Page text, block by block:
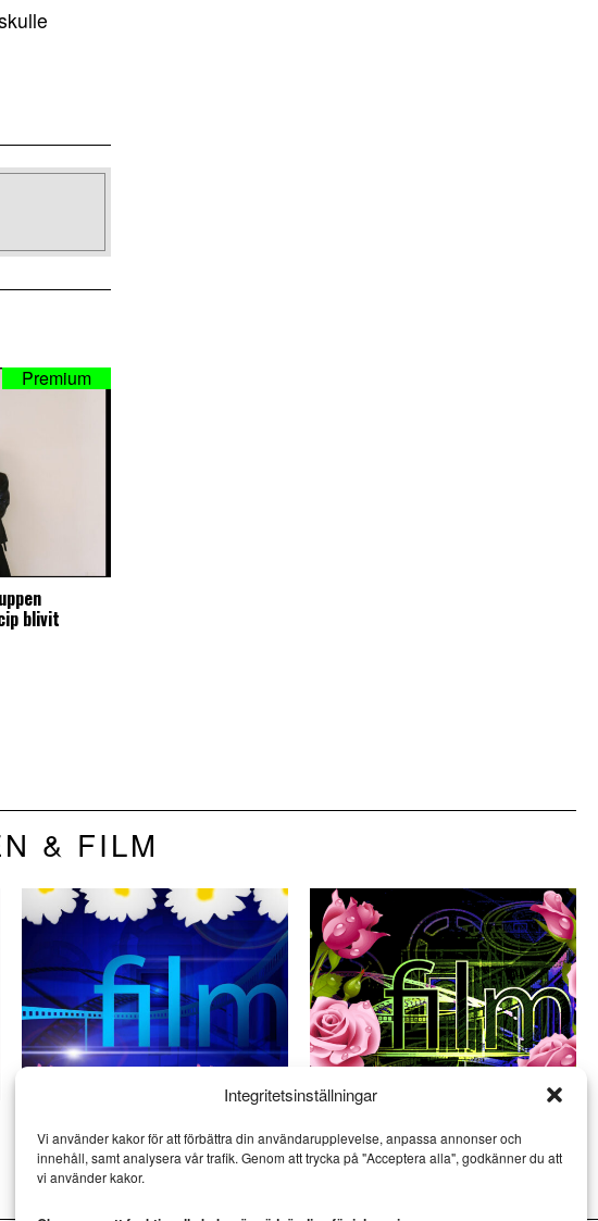
Integritetsinställningar
Vi använder kakor för att förbättra din användarupplevelse, anpassa annonser och
innehåll, samt analysera vår trafik. Genom att trycka på "Acceptera alla", godkänner du att
vi använder kakor.
blivit
& FILM
sevärda dokumentärer
SCEN & FILM
början av juni